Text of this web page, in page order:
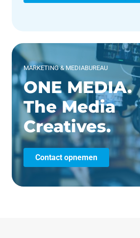
MARKETING & MEDIABUREAU
ONE MEDIA.
The Media
Creatives.
Contact opnemen